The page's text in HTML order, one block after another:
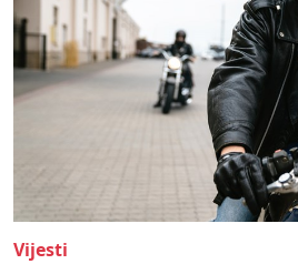
Vijesti